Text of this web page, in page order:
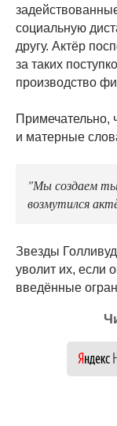
социальную
другу. Актёр
за таких
производство
Примечательно,
и матерные
"Мы создаем
возмутился
Звезды
уволит их, если
введённые